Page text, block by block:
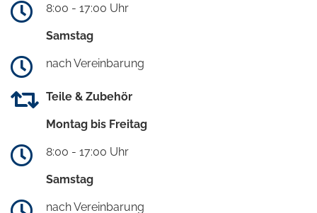
8:00 - 17:00 Uhr
Samstag
nach Vereinbarung
Teile & Zubehör
Montag bis Freitag
8:00 - 17:00 Uhr
Samstag
nach Vereinbarung